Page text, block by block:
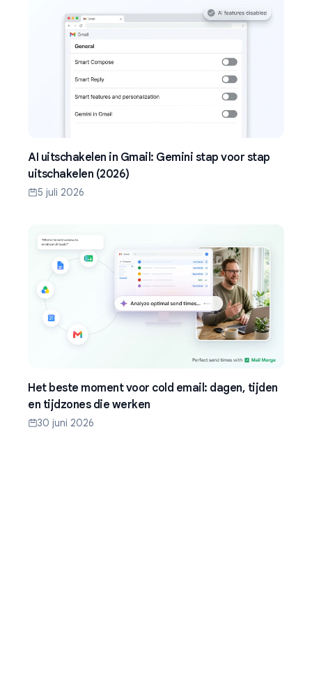
AI uitschakelen in Gmail: Gemini stap voor stap
uitschakelen (2026)
5 juli 2026
Het beste moment voor cold email: dagen, tijden
en tijdzones die werken
30 juni 2026